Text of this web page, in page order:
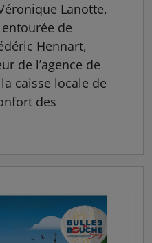
Lanotte,
de
Hennart,
de l’agence de
caisse locale de
des